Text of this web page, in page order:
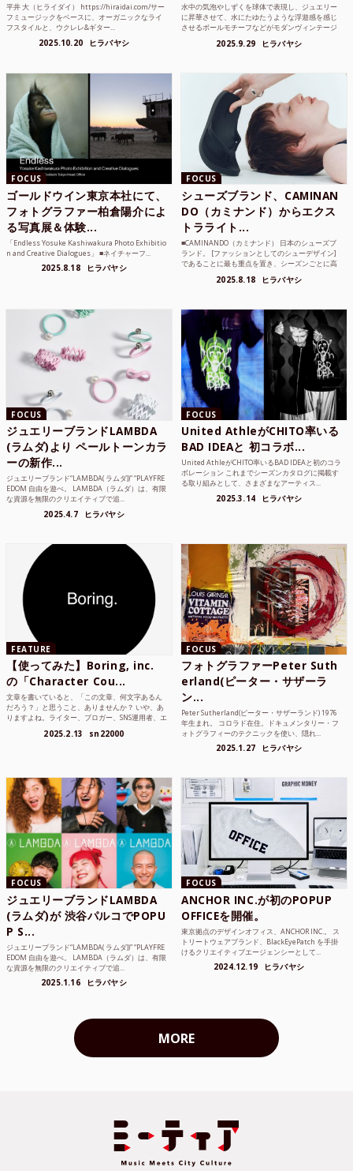
平井 大（ヒライダイ） https://hiraidai.com/サー
フミュージックをベースに、オーガニックなライ
フスタイルと、ウクレレ&ギター...
2025.10.20 ヒラバヤシ
水中の気泡やしずくを球体で表現し、ジュエリー
に昇華させて、水にたゆたうような浮遊感を感じ
させるボールモチーフなどがモダンヴィンテージ
2025.9.29 ヒラバヤシ
FOCUS
ゴールドウイン東京本社にて、
フォトグラファー柏倉陽介によ
る写真展＆体験...
「Endless Yosuke Kashiwakura Photo Exhibitio
n and Creative Dialogues」 ■ネイチャーフ...
2025.8.18 ヒラバヤシ
FOCUS
シューズブランド、CAMINAN
DO（カミナンド）からエクス
トラライト...
■CAMINANDO（カミナンド） 日本のシューズブ
ランド。 [ファッションとしてのシューデザイン]
であることに最も重点を置き、シーズンごとに高
2025.8.18 ヒラバヤシ
FOCUS
ジュエリーブランドLAMBDA
(ラムダ)より ペールトーンカラ
ーの新作...
ジュエリーブランド“LAMBDA( ラムダ))” “PLAYFRE
EDOM 自由を遊べ。 LAMBDA（ラムダ）は、有限
な資源を無限のクリエイティブで追...
2025.4.7 ヒラバヤシ
FOCUS
United AthleがCHITO率いる
BAD IDEAと 初コラボ...
United AthleがCHITO率いるBAD IDEAと初のコラ
ボレーション これまでシーズンカタログに掲載す
る取り組みとして、さまざまなアーティス...
2025.3.14 ヒラバヤシ
FEATURE
【使ってみた】Boring, inc.
の「Character Cou...
文章を書いていると、「この文章、何文字あるん
だろう？」と思うこと、ありませんか？ いや、あ
りますよね。ライター、ブロガー、SNS運用者、エ
2025.2.13 sn22000
FOCUS
フォトグラファーPeter Suth
erland(ピーター・サザーラ
ン...
Peter Sutherland(ピーター・サザーランド) 1976
年生まれ。 コロラド在住。ドキュメンタリー・フ
ォトグラフィーのテクニックを使い、隠れ...
2025.1.27 ヒラバヤシ
FOCUS
ジュエリーブランドLAMBDA
(ラムダ)が 渋谷パルコでPOPU
P S...
ジュエリーブランド“LAMBDA( ラムダ))” “PLAYFRE
EDOM 自由を遊べ。 LAMBDA（ラムダ）は、有限
な資源を無限のクリエイティブで追...
2025.1.16 ヒラバヤシ
FOCUS
ANCHOR INC.が初のPOPUP
OFFICEを開催。
東京拠点のデザインオフィス、ANCHOR INC.。 ス
トリートウェアブランド、BlackEyePatch を手掛
けるクリエイティブエージェンシーとして...
2024.12.19 ヒラバヤシ
MORE